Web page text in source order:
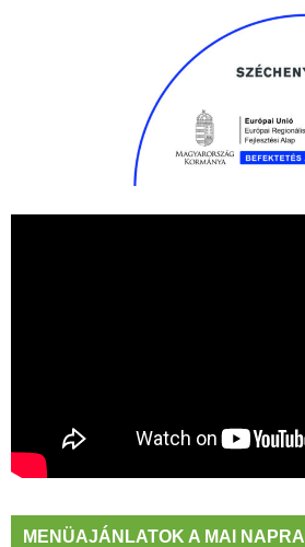
MENÜAJÁNLATOK A MAI NAPRA